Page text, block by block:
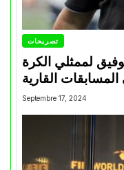
تصريحات
لممثلي الكرة
Septembre 17, 2024